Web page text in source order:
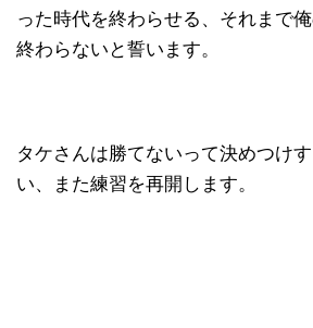
った時代を終わらせる、それまで
終わらないと誓います。
タケさんは勝てないって決めつけ
い、また練習を再開します。